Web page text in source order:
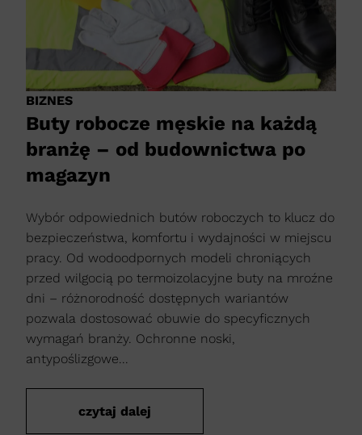
BIZNES
Buty robocze męskie na każdą
branżę – od budownictwa po
magazyn
Wybór odpowiednich butów roboczych to klucz do
bezpieczeństwa, komfortu i wydajności w miejscu
pracy. Od wodoodpornych modeli chroniących
przed wilgocią po termoizolacyjne buty na mroźne
dni – różnorodność dostępnych wariantów
pozwala dostosować obuwie do specyficznych
wymagań branży. Ochronne noski,
antypoślizgowe...
czytaj dalej